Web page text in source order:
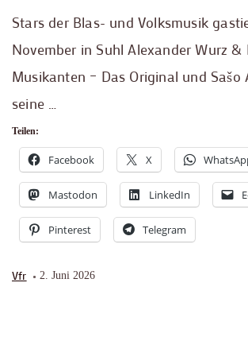
Stars der Blas- und Volksmusik
November in Suhl Alexander Wurz &
Musikanten – Das Original und Sašo
seine …
Teilen:
Facebook X
Mastodon LinkedIn
Pinterest Telegram
Vfr 2. Juni 2026